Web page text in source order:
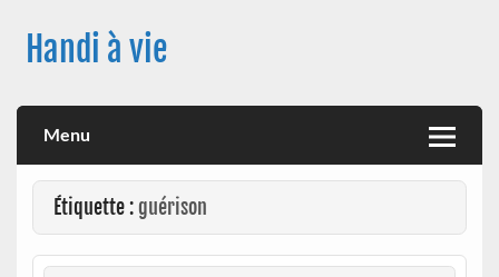
contentHandi à vie
monde, des nouveautés technologiques , de l'handisport , des
actualités sur la santé, sur les vaccins, de leur impact sur la
Menu
Étiquette : guérison